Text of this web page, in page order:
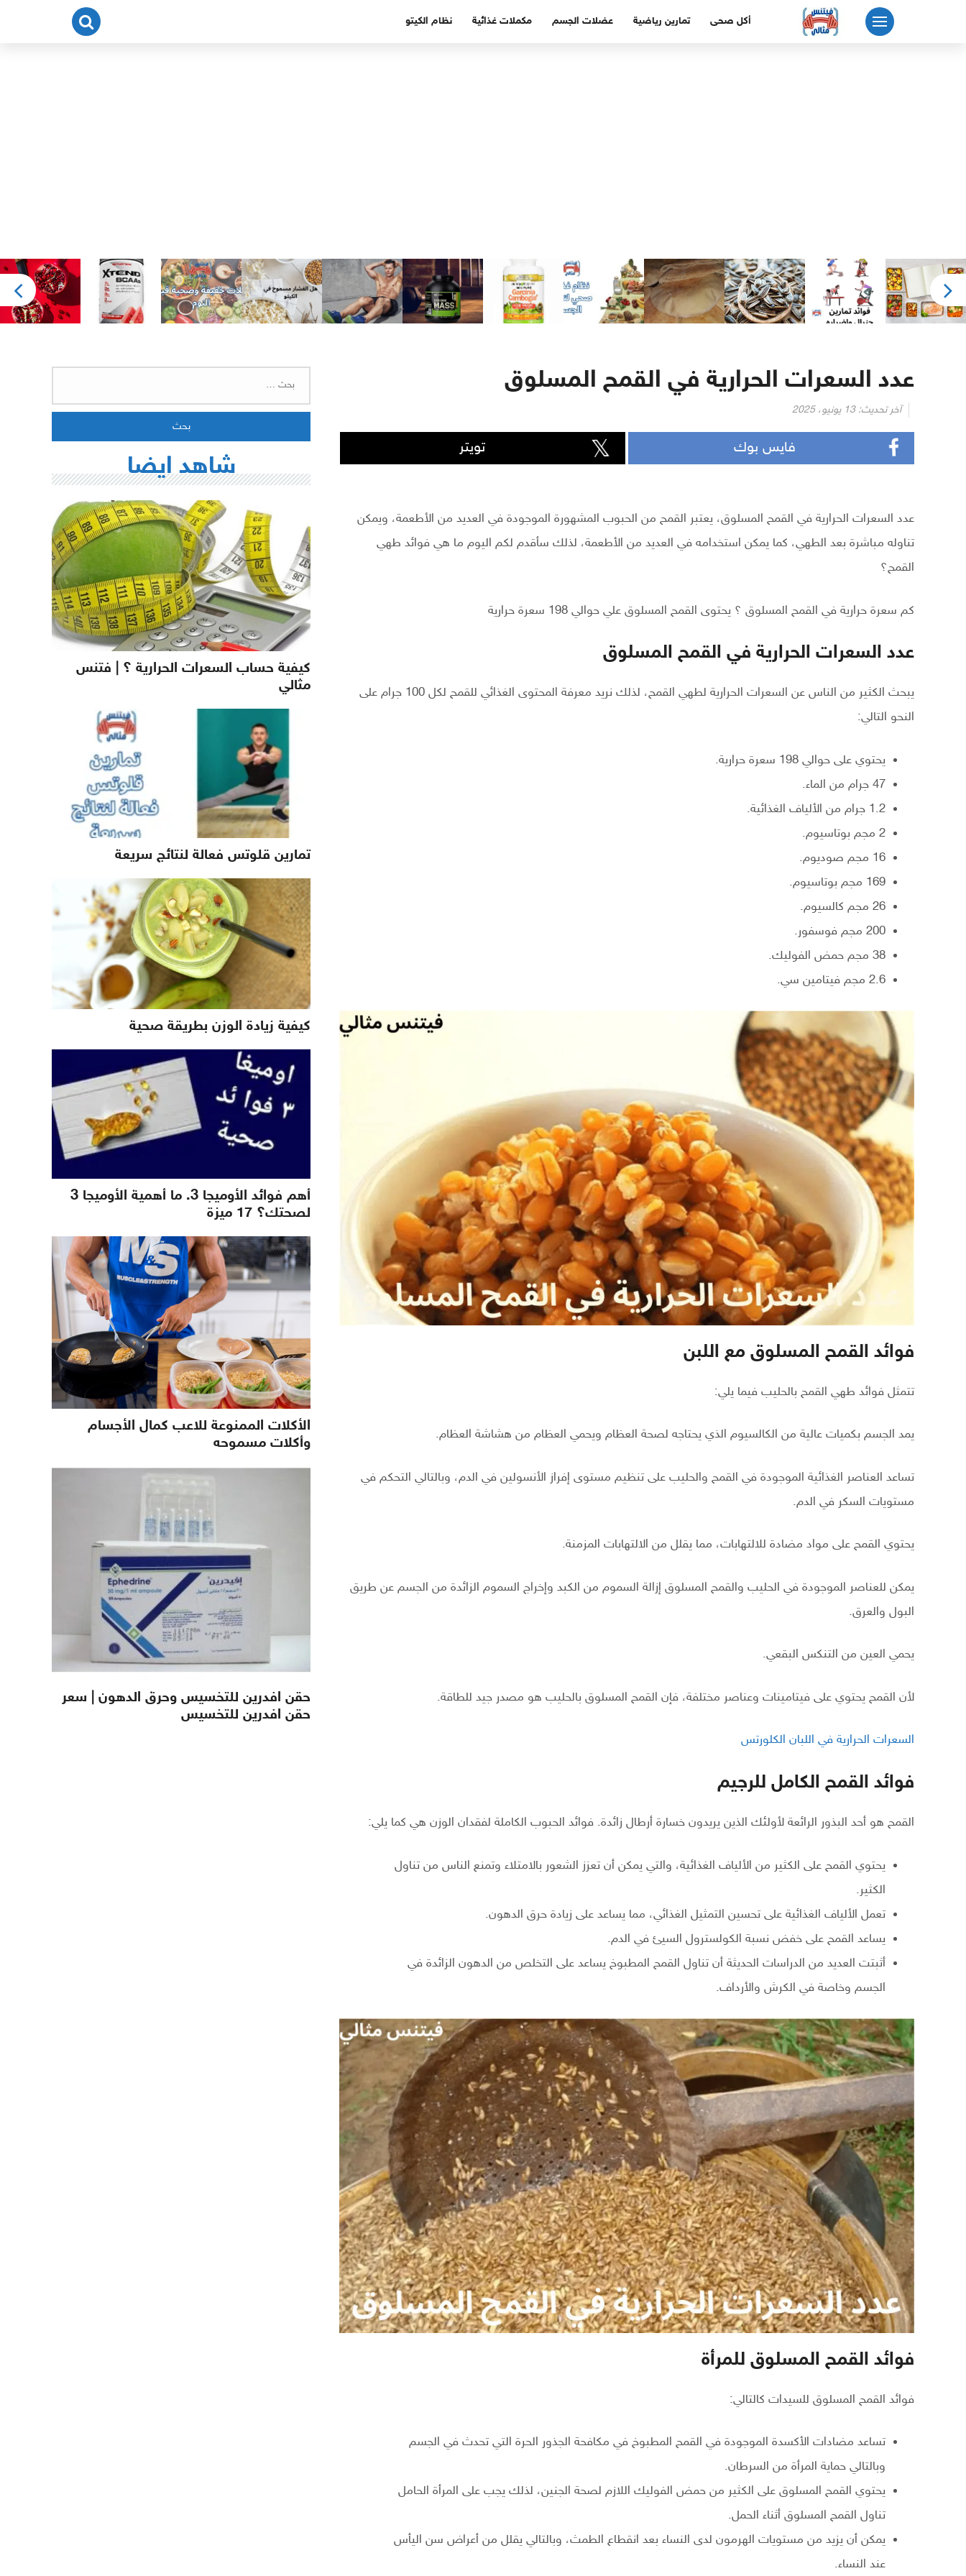
أكل صحى تمارين رياضية عضلات الجسم مكملات غذائية نظام الكيتو
عدد السعرات الحرارية في القمح المسلوق
آخر تحديث: 13 يونيو، 2025
فايس بوك تويتر
عدد السعرات الحرارية في القمح المسلوق، يعتبر القمح من الحبوب المشهورة الموجودة في العديد من الأطعمة، ويمكن
تناوله مباشرة بعد الطهي، كما يمكن استخدامه في العديد من الأطعمة، لذلك سأقدم لكم اليوم ما هي فوائد طهي
القمح؟
كم سعرة حرارية في القمح المسلوق ؟ يحتوى القمح المسلوق علي حوالي 198 سعرة حرارية
عدد السعرات الحرارية في القمح المسلوق
يبحث الكثير من الناس عن السعرات الحرارية لطهي القمح، لذلك نريد معرفة المحتوى الغذائي للقمح لكل 100 جرام على
النحو التالي:
يحتوي على حوالي 198 سعرة حرارية.
47 جرام من الماء.
1.2 جرام من الألياف الغذائية.
2 مجم بوتاسيوم.
16 مجم صوديوم.
169 مجم بوتاسيوم.
26 مجم كالسيوم.
200 مجم فوسفور.
38 مجم حمض الفوليك.
2.6 مجم فيتامين سي.
فوائد القمح المسلوق مع اللبن
تتمثل فوائد طهي القمح بالحليب فيما يلي:
يمد الجسم بكميات عالية من الكالسيوم الذي يحتاجه لصحة العظام ويحمي العظام من هشاشة العظام.
تساعد العناصر الغذائية الموجودة في القمح والحليب على تنظيم مستوى إفراز الأنسولين في الدم، وبالتالي التحكم في
مستويات السكر في الدم.
يحتوي القمح على مواد مضادة للالتهابات، مما يقلل من الالتهابات المزمنة.
يمكن للعناصر الموجودة في الحليب والقمح المسلوق إزالة السموم من الكبد وإخراج السموم الزائدة من الجسم عن طريق
البول والعرق.
يحمي العين من التنكس البقعي.
لأن القمح يحتوي على فيتامينات وعناصر مختلفة، فإن القمح المسلوق بالحليب هو مصدر جيد للطاقة.
السعرات الحرارية في اللبان الكلورتس
فوائد القمح الكامل للرجيم
القمح هو أحد البذور الرائعة لأولئك الذين يريدون خسارة أرطال زائدة. فوائد الحبوب الكاملة لفقدان الوزن هي كما يلي:
يحتوي القمح على الكثير من الألياف الغذائية، والتي يمكن أن تعزز الشعور بالامتلاء وتمنع الناس من تناول
الكثير.
تعمل الألياف الغذائية على تحسين التمثيل الغذائي، مما يساعد على زيادة حرق الدهون.
يساعد القمح على خفض نسبة الكولسترول السيئ في الدم.
أثبتت العديد من الدراسات الحديثة أن تناول القمح المطبوخ يساعد على التخلص من الدهون الزائدة في
الجسم وخاصة في الكرش والأرداف.
فوائد القمح المسلوق للمرأة
فوائد القمح المسلوق للسيدات كالتالي:
تساعد مضادات الأكسدة الموجودة في القمح المطبوخ في مكافحة الجذور الحرة التي تحدث في الجسم
وبالتالي حماية المرأة من السرطان.
يحتوي القمح المسلوق على الكثير من حمض الفوليك اللازم لصحة الجنين، لذلك يجب على المرأة الحامل
تناول القمح المسلوق أثناء الحمل.
يمكن أن يزيد من مستويات الهرمون لدى النساء بعد انقطاع الطمث، وبالتالي يقلل من أعراض سن اليأس
عند النساء.
شاهد ايضا
كيفية حساب السعرات الحرارية ؟ | فتنس
مثالي
تمارين قلوتس فعالة لنتائج سريعة
كيفية زيادة الوزن بطريقة صحية
أهم فوائد الأوميجا 3. ما أهمية الأوميجا 3
لصحتك؟ 17 ميزة
الأكلات الممنوعة للاعب كمال الأجسام
وأكلات مسموحه
حقن افدرين للتخسيس وحرق الدهون | سعر
حقن افدرين للتخسيس